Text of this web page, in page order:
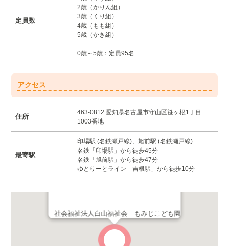
定員数
2歳（かりん組）
3歳（くり組）
4歳（もも組）
5歳（かき組）
0歳～5歳：定員95名
アクセス
住所
463-0812 愛知県名古屋市守山区笹ヶ根1丁目
1003番地
最寄駅
印場駅 (名鉄瀬戸線)、旭前駅 (名鉄瀬戸線)
名鉄「印場駅」から徒歩45分
名鉄「旭前駅」から徒歩47分
ゆとりーとライン「吉根駅」から徒歩10分
社会福祉法人白山福祉会 もみじこども園